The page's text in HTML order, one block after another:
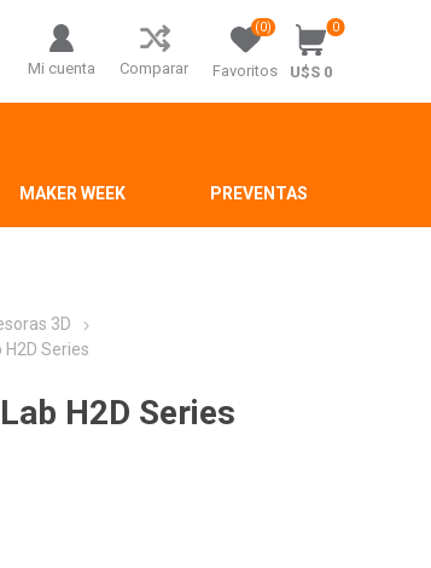
Mi cuenta Comparar Favoritos
(0) 0
U$S 0
MAKER WEEK PREVENTAS
3D
Series
H2D Series